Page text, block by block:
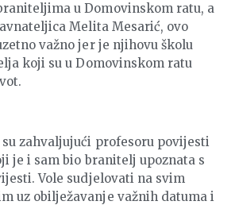
u Domovinskom ratu, a
Melita Mesarić, ovo
važno jer je njihovu školu
koji su u Domovinskom ratu
su zahvaljujući profesoru povijesti
je i sam bio branitelj upoznata s
Vole sudjelovati na svim
uz obilježavanje važnih datuma i